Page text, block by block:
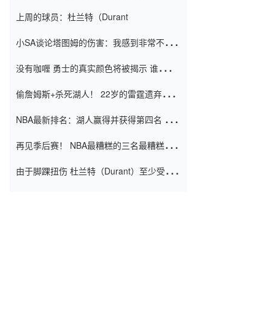
上周的球员：杜兰特（Durant
小SA谈论塔图姆的伤害：我感到非常不舒
没有咖喱 勇士的真实颜色将被揭示 谁注意
偷詹姆斯+杀死湖人！ 22岁的雷霆遗弃儿子
亿元人民币的合同
NBA最新排名：湖人赢得并获得第四名 小
再见季后赛！ NBA最糟糕的三名最糟糕的
由于脚踝扭伤 杜兰特（Durant）至少受伤